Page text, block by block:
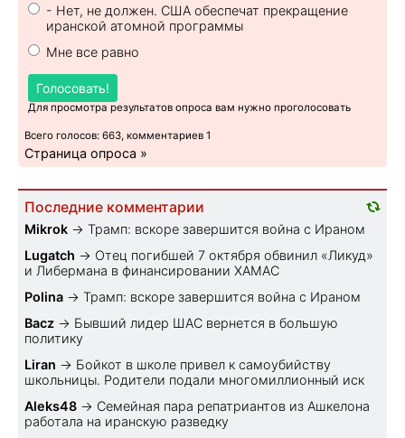
- Нет, не должен. США обеспечат прекращение
иранской атомной программы
Мне все равно
Голосовать!
Для просмотра результатов опроса вам нужно проголосовать
Всего голосов: 663, комментариев 1
Страница опроса »
Последние комментарии
Mikrok → Трамп: вскоре завершится война с Ираном
Lugatch → Отец погибшей 7 октября обвинил «Ликуд»
и Либермана в финансировании ХАМАС
Polina → Трамп: вскоре завершится война с Ираном
Bacz → Бывший лидер ШАС вернется в большую
политику
Liran → Бойкот в школе привел к самоубийству
школьницы. Родители подали многомиллионный иск
Aleks48 → Семейная пара репатриантов из Ашкелона
работала на иранскую разведку